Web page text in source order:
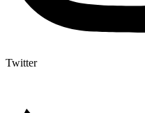
Twitter